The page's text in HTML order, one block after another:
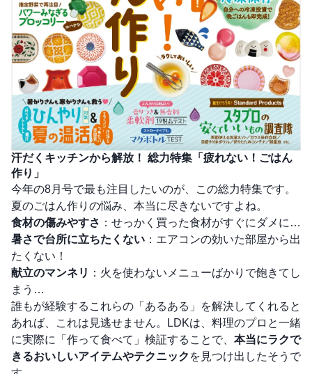
汗だくキッチンから解放！ 総力特集「疲れない！ごはん
作り」
今年の8月号で最も注目したいのが、この総力特集です。
夏のごはん作りの悩み、本当に尽きないですよね。
食材の傷みやすさ ：せっかく買った食材がすぐにダメに…
暑さで台所に立ちたくない ：エアコンの効いた部屋から出
たくない！
献立のマンネリ ：火を使わないメニューばかりで飽きてし
まう…
誰もが経験するこれらの「あるある」を解決してくれると
あれば、これは見逃せません。LDKは、料理のプロと一緒
に実際に「作って食べて」検証することで、 本当にラクで
きるおいしいアイテムやテクニック を見つけ出したそうで